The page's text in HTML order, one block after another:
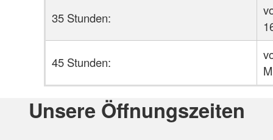
35 Stunden:
45 Stunden:
Unsere Öffnungszeiten